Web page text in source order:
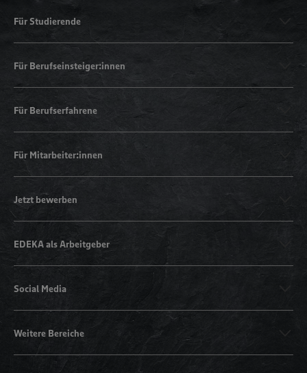
Für Studierende
Für Berufseinsteiger:innen
Für Berufserfahrene
Für Mitarbeiter:innen
Jetzt bewerben
EDEKA als Arbeitgeber
Social Media
Weitere Bereiche